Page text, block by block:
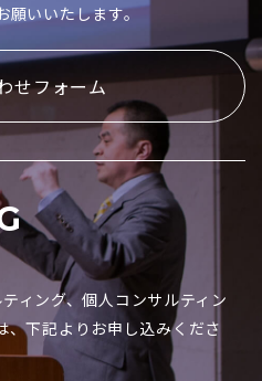
願いいたします。
せフォーム
ィング、個人コンサルティン
、下記よりお申し込みくださ